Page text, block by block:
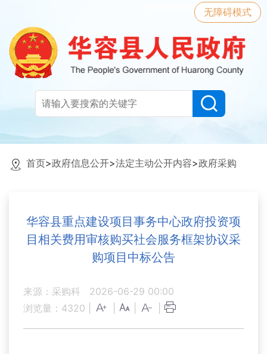
无障碍模式
首页>政府信息公开>法定主动公开内容>政府采购
华容县重点建设项目事务中心政府投资项
目相关费用审核购买社会服务框架协议采
购项目中标公告
来源：采购科
2026-06-29 00:00
浏览量： 4320